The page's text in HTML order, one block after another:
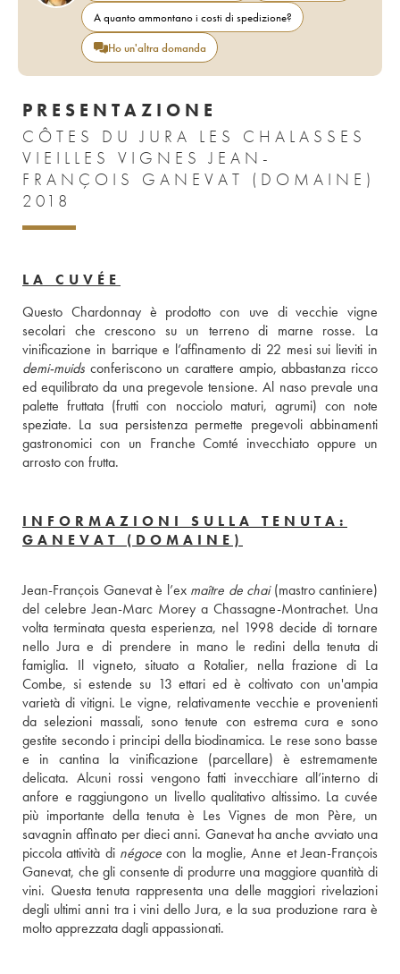
A quanto ammontano i costi di spedizione?
Ho un'altra domanda
PRESENTAZIONE
CÔTES DU JURA LES CHALASSES
VIEILLES VIGNES JEAN-
FRANÇOIS GANEVAT (DOMAINE)
2018
LA CUVÉE
Questo Chardonnay è prodotto con uve di vecchie vigne
secolari che crescono su un terreno di marne rosse. La
demi-muids conferiscono un carattere ampio, abbastanza ricco
ed equilibrato da una pregevole tensione. Al naso prevale una
palette fruttata (frutti con nocciolo maturi, agrumi) con note
speziate. La sua persistenza permette pregevoli abbinamenti
gastronomici con un Franche Comté invecchiato oppure un
arrosto con frutta.
INFORMAZIONI SULLA TENUTA:
GANEVAT (DOMAINE)
Jean-François Ganevat è l’ex maître de chai (mastro cantiniere)
del celebre Jean-Marc Morey a Chassagne-Montrachet. Una
volta terminata questa esperienza, nel 1998 decide di tornare
nello Jura e di prendere in mano le redini della tenuta di
famiglia. Il vigneto, situato a Rotalier, nella frazione di La
Combe, si estende su 13 ettari ed è coltivato con un'ampia
varietà di vitigni. Le vigne, relativamente vecchie e provenienti
da selezioni massali, sono tenute con estrema cura e sono
gestite secondo i principi della biodinamica. Le rese sono basse
e in cantina la vinificazione (parcellare) è estremamente
delicata. Alcuni rossi vengono fatti invecchiare all’interno di
anfore e raggiungono un livello qualitativo altissimo. La cuvée
più importante della tenuta è Les Vignes de mon Père, un
savagnin affinato per dieci anni. Ganevat ha anche avviato una
piccola attività di négoce con la moglie, Anne et Jean-François
Ganevat, che gli consente di produrre una maggiore quantità di
vini. Questa tenuta rappresenta una delle maggiori rivelazioni
degli ultimi anni tra i vini dello Jura, e la sua produzione rara è
molto apprezzata dagli appassionati.